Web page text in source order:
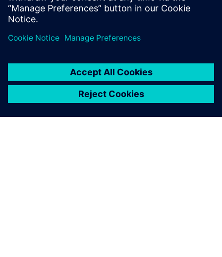
développant des bancs à rouleaux personnalisés avec des
surfaces variables. Des bancs d’essai supplémentaires,
AZL, permettent de tester des véhicules complets, des
jante sur précisément les mêmes stimulations. Ainsi,
l’approche du modèle V est mise en œuvre dans un
environnement très reproductible.
modèles validés par des essais fournissent un